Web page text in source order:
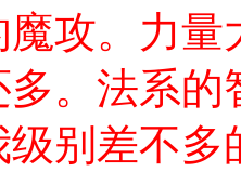
攻。力
。法系
级别差不多